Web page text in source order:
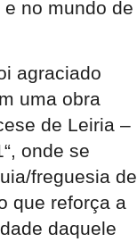
no mundo de
agraciado
uma obra
de Leiria –
“, onde se
/freguesia de
que reforça a
daquele